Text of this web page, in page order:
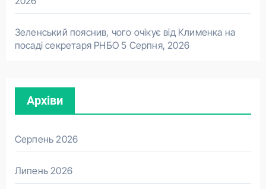
Зеленський пояснив, чого очікує від Клименка на
посаді секретаря РНБО 5 Серпня, 2026
Архіви
Серпень 2026
Липень 2026